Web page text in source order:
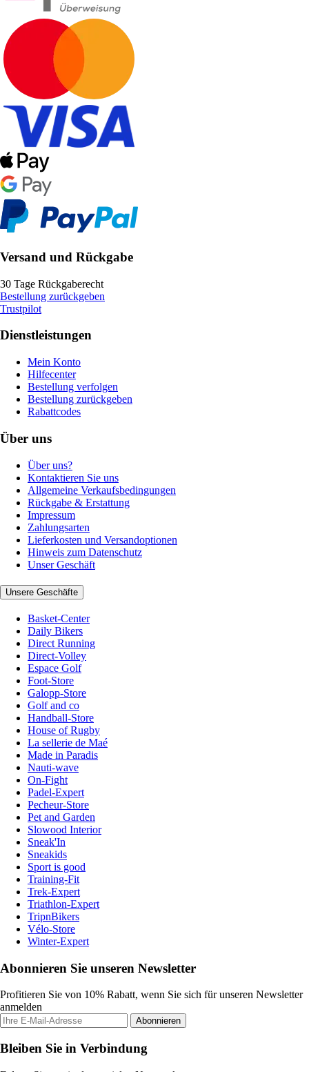
Versand und Rückgabe
30 Tage Rückgaberecht
Bestellung zurückgeben
Trustpilot
Dienstleistungen
Mein Konto
Hilfecenter
Bestellung verfolgen
Bestellung zurückgeben
Rabattcodes
Über uns
Über uns?
Kontaktieren Sie uns
Allgemeine Verkaufsbedingungen
Rückgabe & Erstattung
Impressum
Zahlungsarten
Lieferkosten und Versandoptionen
Hinweis zum Datenschutz
Unser Geschäft
Unsere Geschäfte
Basket-Center
Daily Bikers
Direct Running
Direct-Volley
Espace Golf
Foot-Store
Galopp-Store
Golf and co
Handball-Store
House of Rugby
La sellerie de Maé
Made in Paradis
Nauti-wave
On-Fight
Padel-Expert
Pecheur-Store
Pet and Garden
Slowood Interior
Sneak'In
Sneakids
Sport is good
Training-Fit
Trek-Expert
Triathlon-Expert
TripnBikers
Vélo-Store
Winter-Expert
Abonnieren Sie unseren Newsletter
Profitieren Sie von 10% Rabatt, wenn Sie sich für unseren Newsletter
anmelden
Abonnieren
Bleiben Sie in Verbindung